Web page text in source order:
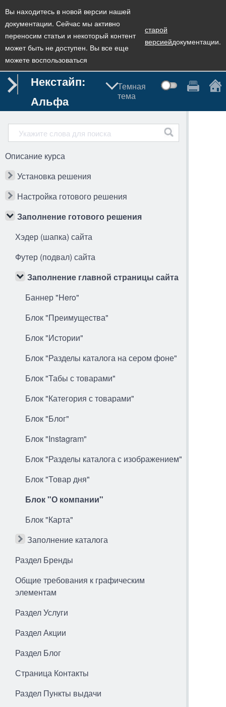
Вы находитесь в новой версии нашей
документации. Сейчас мы активно
переносим статьи и некоторый контент
может быть не доступен. Вы все еще
можете воспользоваться
старой
версиейдокументации.
Некстайп:
Альфа
Темная
тема
Описание курса
Установка решения
Настройка готового решения
Заполнение готового решения
Хэдер (шапка) сайта
Футер (подвал) сайта
Заполнение главной страницы сайта
Баннер "Hero"
Блок "Преимущества"
Блок "Истории"
Блок "Разделы каталога на сером фоне"
Блок "Табы с товарами"
Блок "Категория с товарами"
Блок "Блог"
Блок "Instagram"
Блок "Разделы каталога с изображением"
Блок "Товар дня"
Блок "О компании"
Блок "Карта"
Заполнение каталога
Раздел Бренды
Общие требования к графическим
элементам
Раздел Услуги
Раздел Акции
Раздел Блог
Страница Контакты
Раздел Пункты выдачи